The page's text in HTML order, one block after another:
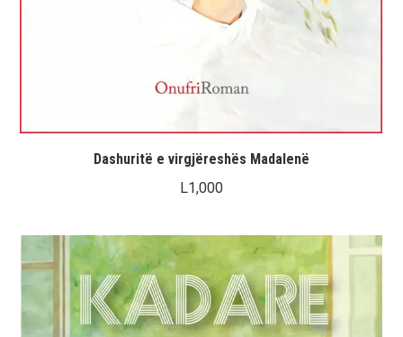
Dashuritë e virgjëreshës Madalenë
L1,000